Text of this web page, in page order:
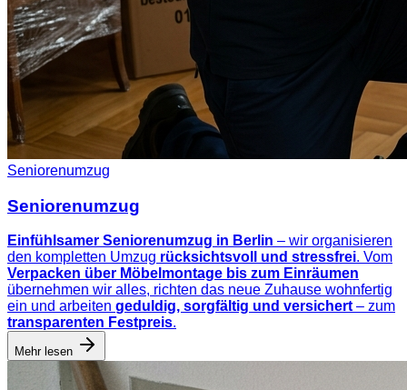
Seniorenumzug
Seniorenumzug
Einfühlsamer Seniorenumzug in Berlin – wir organisieren
den kompletten Umzug rücksichtsvoll und stressfrei. Vom
Verpacken über Möbelmontage bis zum Einräumen
übernehmen wir alles, richten das neue Zuhause wohnfertig
ein und arbeiten geduldig, sorgfältig und versichert– zum
transparenten Festpreis.
Mehr lesen